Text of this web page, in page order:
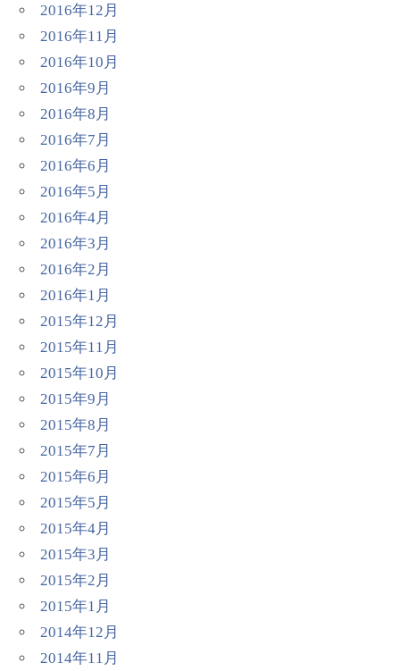
2016年12月
2016年11月
2016年10月
2016年9月
2016年8月
2016年7月
2016年6月
2016年5月
2016年4月
2016年3月
2016年2月
2016年1月
2015年12月
2015年11月
2015年10月
2015年9月
2015年8月
2015年7月
2015年6月
2015年5月
2015年4月
2015年3月
2015年2月
2015年1月
2014年12月
2014年11月